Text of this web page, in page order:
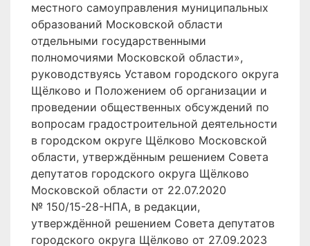
местного самоуправления муниципальных
образований Московской области
отдельными государственными
полномочиями Московской области»,
руководствуясь Уставом городского округа
Щёлково и Положением об организации и
проведении общественных обсуждений по
вопросам градостроительной деятельности
в городском округе Щёлково Московской
области, утверждённым решением Совета
депутатов городского округа Щёлково
Московской области от 22.07.2020
№ 150/15-28-НПА, в редакции,
утверждённой решением Совета депутатов
городского округа Щёлково от 27.09.2023